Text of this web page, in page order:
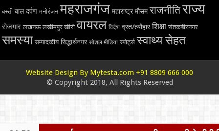
बस्ती बाल दर्पण मनोरंजन महराजगंज महाराष्ट्र मौसम राजनीतिराज्य
रोजगार लखनऊ लखीमपुर खीरी वायरल विदेश व्रत/त्यौहार शिक्षा संतकबीरनगर
समस्या सम्पादकीय सिद्धार्थनगर सोशल मीडिया स्पोर्ट्स स्वाथ्य सेहत
Website Design By Mytesta.com +91 8809 666 000
© Copyright 2018, All Rights Reserved